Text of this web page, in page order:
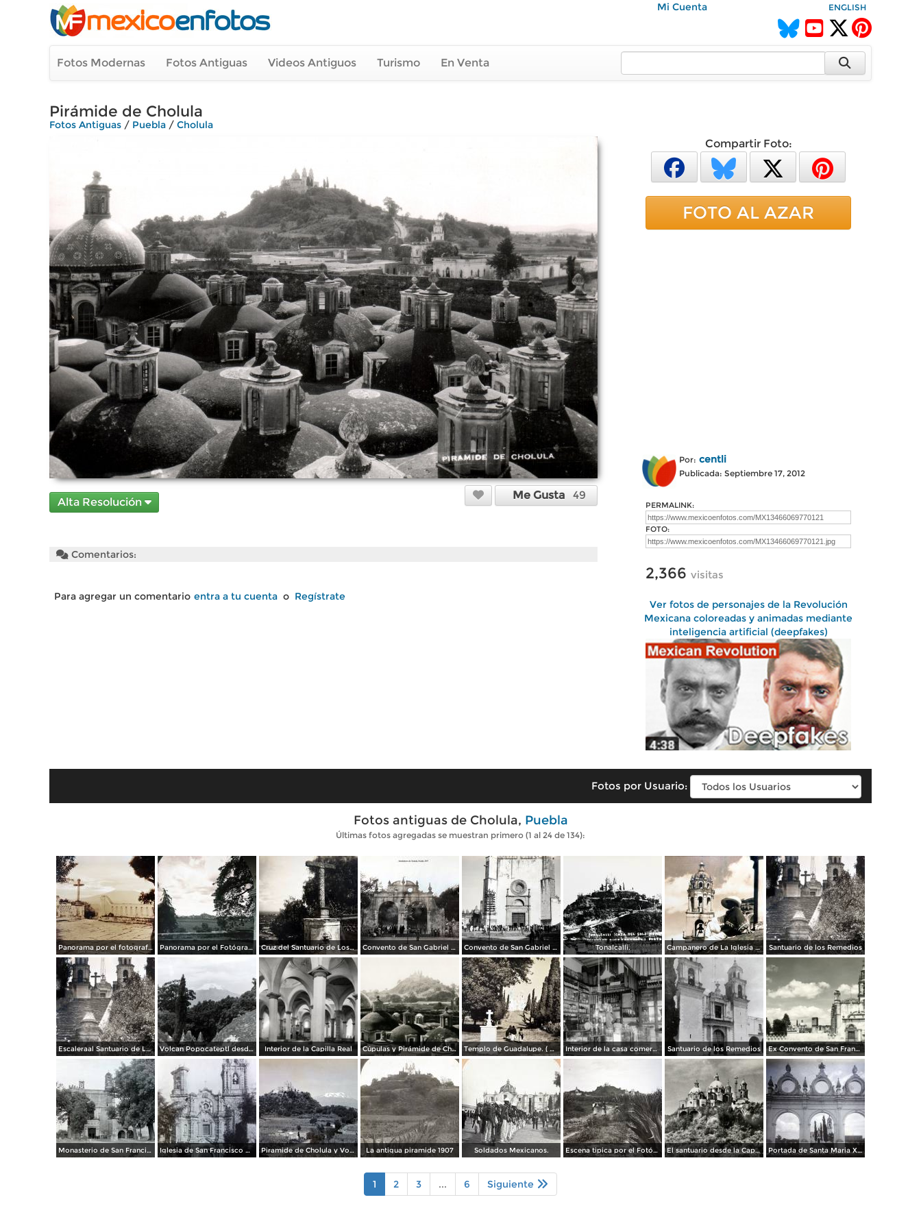
Mi Cuenta ENGLISH
Fotos Modernas Fotos Antiguas Videos Antiguos Turismo En Venta
Pirámide de Cholula
Fotos Antiguas / Puebla / Cholula
Alta Resolución
Me Gusta 49
Comentarios:
Para agregar un comentario entra a tu cuenta o Regístrate
Compartir Foto:
FOTO AL AZAR
Por: centli
Publicada: Septiembre 17, 2012
PERMALINK:
FOTO:
2,366 visitas
Ver fotos de personajes de la Revolución
Mexicana coloreadas y animadas mediante
inteligencia artificial (deepfakes)
Fotos por Usuario:
Fotos antiguas de Cholula, Puebla
Últimas fotos agregadas se muestran primero (1 al 24 de 134):
Panorama por el fotografo Hugo Brehme. Panorama por el Fotógrafo Hugo Brehme. Cruz del Santuario de Los Remedios. Convento de San Gabriel Alrededores de Cholula, Puebla 1947 Convento de San Gabriel Alrededores de Cholula, Puebla 1947 Tonalcalli. Campanero de La Iglesia de Cholula. ( Circulada el 21 de Noviembre de 1935 ). Santuario de los Remedios
Escaleraal Santuario de Los Remedios Volcan Popocateptl desde las cupulas de Cholula. Interior de la Capilla Real Cúpulas y Pirámide de Cholula Templo de Guadalupe. ( Circulada el 23 de Julio de 1940 ). Interior de la casa comercial del Sr. A. E. Porras Santuario de los Remedios Ex Convento de San Francisco
Monasterio de San Francisco cerca de Cholula, por el fotógrafo T. Enami, de Yokohama, Japón (1934) Iglesia de San Francisco Acatepec Cholula Puebla. Piramide de Cholula y Volcan Ixtaccihuatl. La antigua piramide 1907 Soldados Mexicanos. Escena tipica por el Fotógrafo Hugo Brehme. El santuario desde la Capilla Real Portada de Santa Maria Xixitla.
1 2 3 ... 6 Siguiente